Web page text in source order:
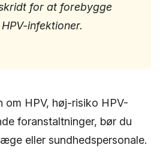
for at forebygge
infektioner.
om HPV, høj-risiko HPV-
foranstaltninger, bør du
eller sundhedspersonale.